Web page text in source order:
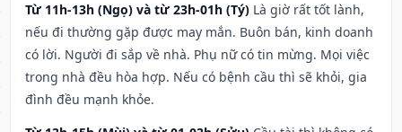
Từ 11h-13h (Ngọ) và từ 23h-01h (Tý) Là giờ rất tốt lành,
nếu đi thường gặp được may mắn. Buôn bán, kinh doanh
có lời. Người đi sắp về nhà. Phụ nữ có tin mừng. Mọi việc
trong nhà đều hòa hợp. Nếu có bệnh cầu thì sẽ khỏi, gia
đình đều mạnh khỏe.